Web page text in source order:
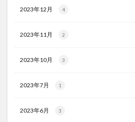
2023年12月 4
2023年11月 2
2023年10月 3
2023年7月 1
2023年6月 3